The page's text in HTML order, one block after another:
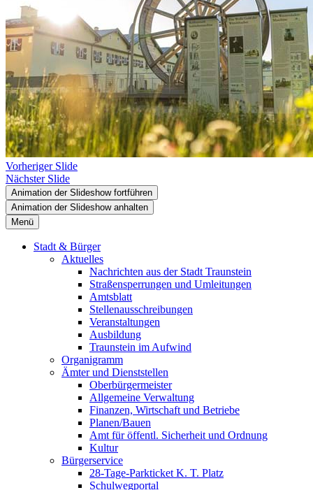
Vorheriger Slide
Nächster Slide
Animation der Slideshow fortführen
Animation der Slideshow anhalten
Menü
Stadt & Bürger
Aktuelles
Nachrichten aus der Stadt Traunstein
Straßensperrungen und Umleitungen
Amtsblatt
Stellenausschreibungen
Veranstaltungen
Ausbildung
Traunstein im Aufwind
Organigramm
Ämter und Dienststellen
Oberbürgermeister
Allgemeine Verwaltung
Finanzen, Wirtschaft und Betriebe
Planen/Bauen
Amt für öffentl. Sicherheit und Ordnung
Kultur
Bürgerservice
28-Tage-Parkticket K. T. Platz
Schulwegportal